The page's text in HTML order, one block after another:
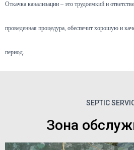
Откачка канализации – это трудоемкий и
проведенная процедура, обеспечит хорошую и
период.
SEPTIC
Зона